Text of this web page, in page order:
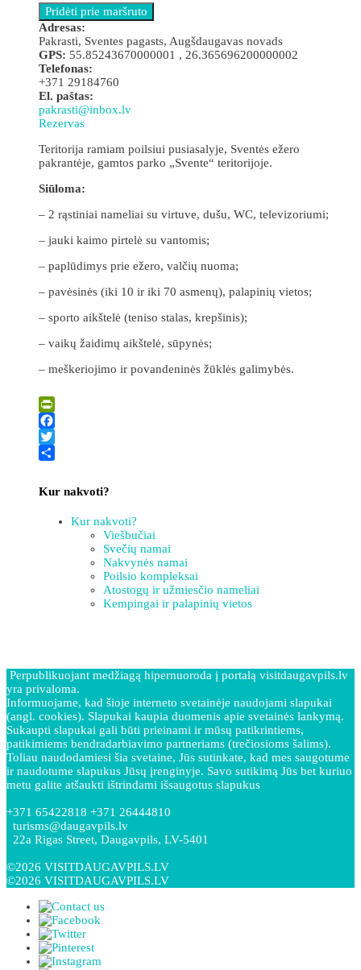
Adresas:
Pakrasti, Sventes pagasts, Augšdaugavas novads
GPS: 55.85243670000001 , 26.365696200000002
Telefonas:
+371 29184760
El. paštas:
pakrasti@inbox.lv
Rezervas
Teritorija ramiam poilsiui pusiasalyje, Sventės ežero
pakrantėje, gamtos parko „Svente“ teritorijoje.
Siūloma:
– 2 rąstiniai nameliai su virtuve, dušu, WC, televizoriumi;
– jauki kaimo pirtelė su vantomis;
– paplūdimys prie ežero, valčių nuoma;
– pavėsinės (iki 10 ir iki 70 asmenų), palapinių vietos;
– sporto aikštelė (teniso stalas, krepšinis);
– vaikų žaidimų aikštelė, sūpynės;
– meškeriojimo ir povandeninės žūklės galimybės.
PrintFriendly
Facebook
Twitter
Kur nakvoti?
Kur nakvoti?
Viešbučiai
Svečių namai
Nakvynės namai
Poilsio kompleksai
Atostogų ir užmiesčio nameliai
Kempingai ir palapinių vietos
Perpublikuojant medžiagą hipernuoroda į portalą visitdaugavpils.lv
yra privaloma.
Informuojame, kad šioje interneto svetainėje naudojami slapukai
(angl. cookies). Slapukai kaupia duomenis apie svetainės lankymą.
Sukaupti slapukai gali būti prieinami ir mūsų patikrintiems,
patikimiems bendradarbiavimo partneriams (trečiosioms šalims).
Toliau naudodamiesi šia svetaine, Jūs sutinkate, kad mes saugotume
ir naudotume slapukus Jūsų įrenginyje. Savo sutikimą Jūs bet kuriuo
metu galite atšaukti ištrindami išsaugotus slapukus
+371 65422818 +371 26444810
turisms@daugavpils.lv
22a Rigas Street, Daugavpils, LV-5401
©2026 VISITDAUGAVPILS.LV
©2026 VISITDAUGAVPILS.LV